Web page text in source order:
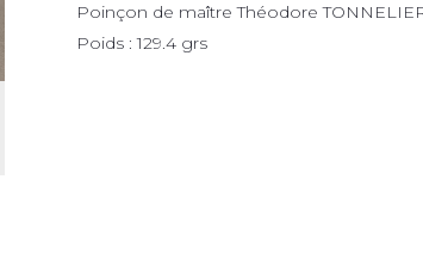
Poinçon de maître Théodore
Poids : 129.4 grs